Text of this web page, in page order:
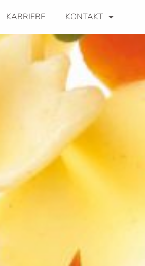
KARRIERE KONTAKT